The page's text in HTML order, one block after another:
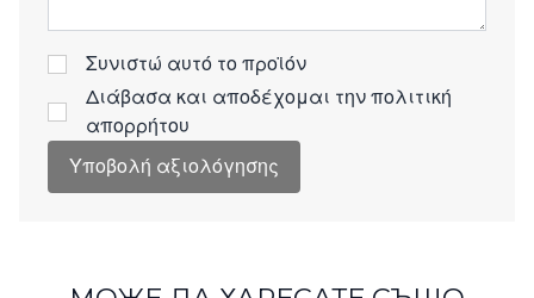
Συνιστώ αυτό το προϊόν
Διάβασα και αποδέχομαι την πολιτική
απορρήτου
Υποβολή αξιολόγησης